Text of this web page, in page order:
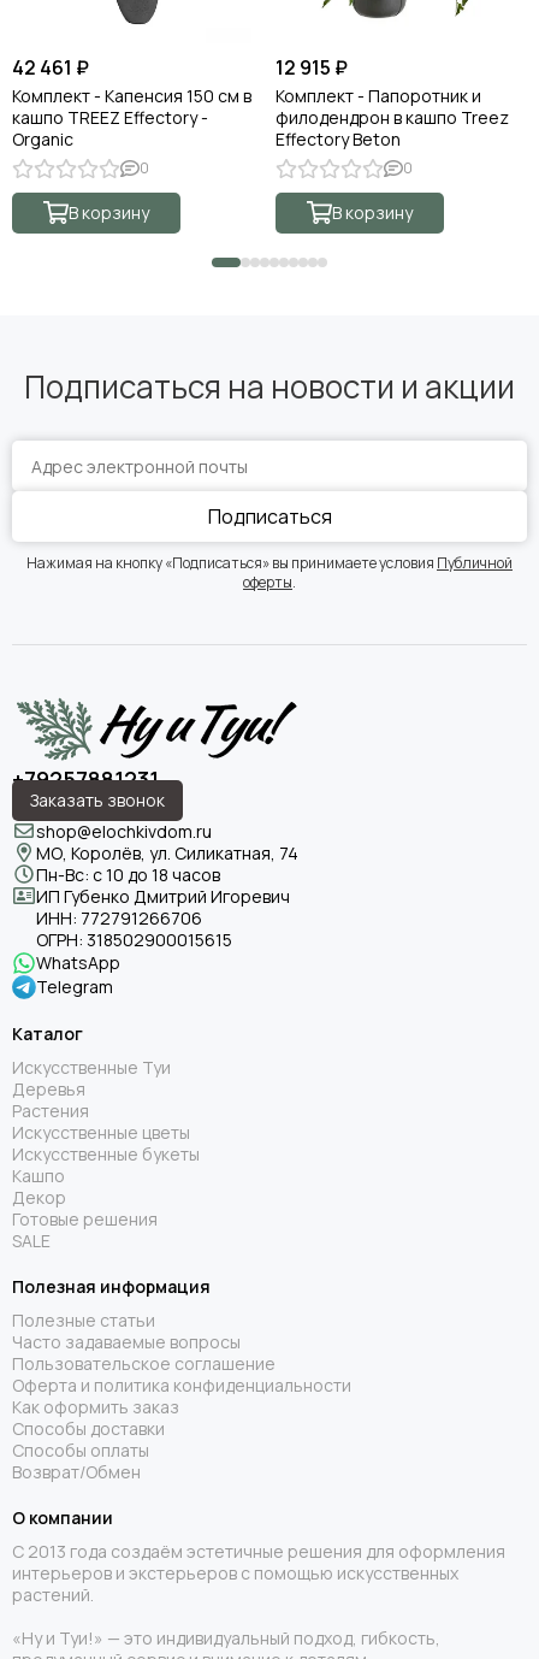
42 461 ₽
Комплект - Капенсия 150 см в
кашпо TREEZ Effectory -
Organic
0
В корзину
12 915 ₽
Комплект - Папоротник и
филодендрон в кашпо Treez
Effectory Beton
0
В корзину
Подписаться на новости и акции
Подписаться
Нажимая на кнопку «Подписаться» вы принимаете условия Публичной
оферты.
+79257881231
Заказать звонок
shop@elochkivdom.ru
МО, Королёв, ул. Силикатная, 74
Пн-Вс: с 10 до 18 часов
ИП Губенко Дмитрий Игоревич
ИНН: 772791266706
ОГРН: 318502900015615
WhatsApp
Telegram
Каталог
Искусственные Туи
Деревья
Растения
Искусственные цветы
Искусственные букеты
Кашпо
Декор
Готовые решения
SALE
Полезная информация
Полезные статьи
Часто задаваемые вопросы
Пользовательское соглашение
Оферта и политика конфиденциальности
Как оформить заказ
Способы доставки
Способы оплаты
Возврат/Обмен
О компании
С 2013 года создаём эстетичные решения для оформления
интерьеров и экстерьеров с помощью искусственных
растений.
«Ну и Туи!» — это индивидуальный подход, гибкость,